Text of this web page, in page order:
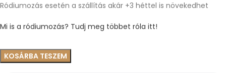
Ródiumozás esetén a szállítás akár +3 héttel is növekedhet
Mi is a ródiumozás? Tudj meg többet róla itt!
KOSÁRBA TESZEM